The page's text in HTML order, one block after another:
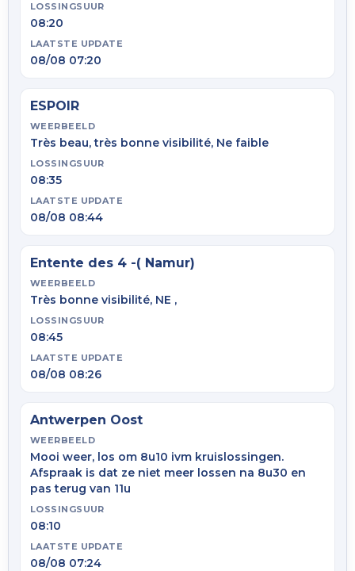
LOSSINGSUUR
08:20
LAATSTE UPDATE
08/08 07:20
ESPOIR
WEERBEELD
Très beau, très bonne visibilité, Ne faible
LOSSINGSUUR
08:35
LAATSTE UPDATE
08/08 08:44
Entente des 4 -( Namur)
WEERBEELD
Très bonne visibilité, NE ,
LOSSINGSUUR
08:45
LAATSTE UPDATE
08/08 08:26
Antwerpen Oost
WEERBEELD
Mooi weer, los om 8u10 ivm kruislossingen.
Afspraak is dat ze niet meer lossen na 8u30 en
pas terug van 11u
LOSSINGSUUR
08:10
LAATSTE UPDATE
08/08 07:24